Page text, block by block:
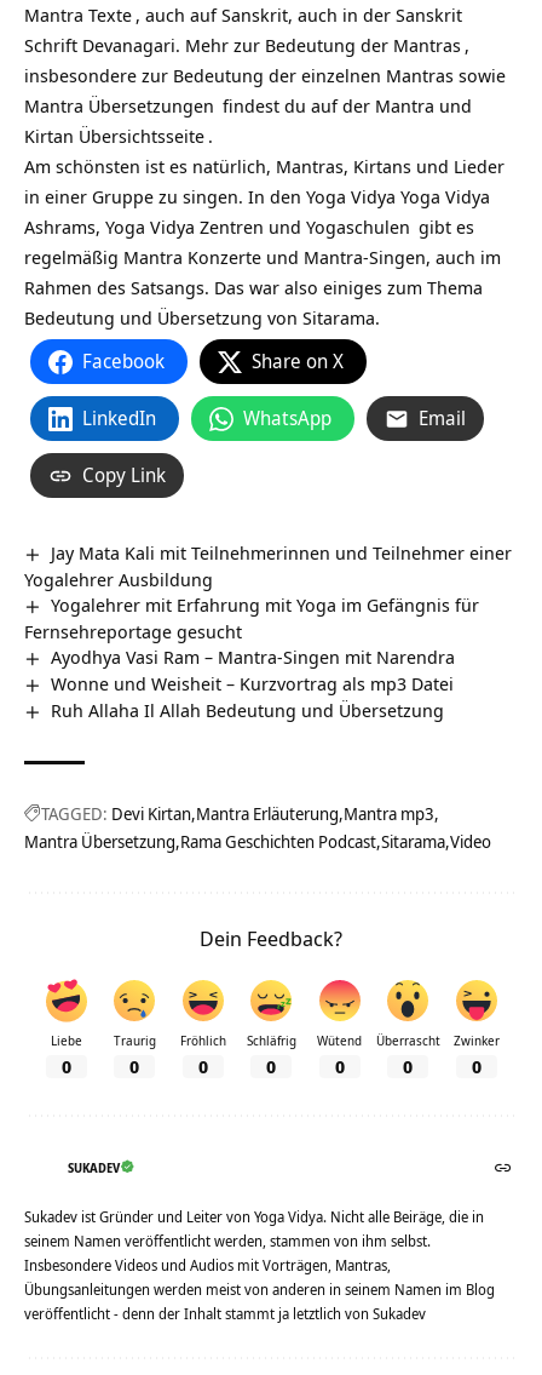
Mantra Texte , auch auf Sanskrit, auch in der Sanskrit
Schrift Devanagari. Mehr zur Bedeutung der Mantras ,
insbesondere zur Bedeutung der einzelnen Mantras sowie
Mantra Übersetzungen findest du aufder Mantra und
Kirtan Übersichtsseite .
Am schönsten ist es natürlich, Mantras, Kirtans und Lieder
in einer Gruppe zu singen. In den Yoga Vidya Yoga Vidya
Ashrams, Yoga Vidya Zentren und Yogaschulen gibt es
regelmäßig Mantra Konzerte und Mantra-Singen, auch im
Rahmen des Satsangs. Das war also einiges zum Thema
Bedeutung und Übersetzung von Sitarama.
Facebook Share on X
LinkedIn WhatsApp Email
Copy Link
Jay Mata Kali mit Teilnehmerinnen und Teilnehmer einer
Yogalehrer Ausbildung
Yogalehrer mit Erfahrung mit Yoga im Gefängnis für
Fernsehreportage gesucht
Ayodhya Vasi Ram – Mantra-Singen mit Narendra
Wonne und Weisheit – Kurzvortrag als mp3 Datei
Ruh Allaha Il Allah Bedeutung und Übersetzung
TAGGED: Devi Kirtan Mantra Erläuterung Mantra mp3
Mantra Übersetzung Rama Geschichten Podcast Sitarama Video
Dein Feedback?
Liebe
0
Traurig
0
Fröhlich
0
Schläfrig
0
Wütend
0
Überrascht
0
Zwinker
0
SUKADEV
Sukadev ist Gründer und Leiter von Yoga Vidya. Nicht alle Beiräge, die in
seinem Namen veröffentlicht werden, stammen von ihm selbst.
Insbesondere Videos und Audios mit Vorträgen, Mantras,
Übungsanleitungen werden meist von anderen in seinem Namen im Blog
veröffentlicht - denn der Inhalt stammt ja letztlich von Sukadev